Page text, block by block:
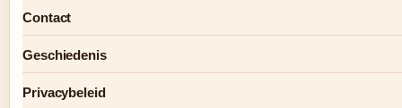
Contact
Geschiedenis
Privacybeleid